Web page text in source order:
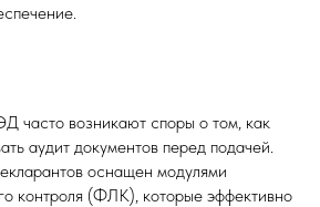
часто возникают споры о том, как
аудит документов перед подачей.
оснащен модулями
контроля (ФЛК), которые эффективно